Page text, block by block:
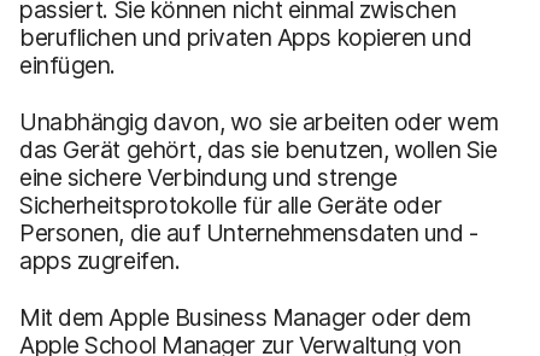
passiert. Sie können nicht einmal zwischen
beruflichen und privaten Apps kopieren und
einfügen.
Unabhängig davon, wo sie arbeiten oder wem
das Gerät gehört, das sie benutzen, wollen Sie
eine sichere Verbindung und strenge
Sicherheitsprotokolle für alle Geräte oder
Personen, die auf Unternehmensdaten und -
apps zugreifen.
Mit dem Apple Business Manager oder dem
Apple School Manager zur Verwaltung von